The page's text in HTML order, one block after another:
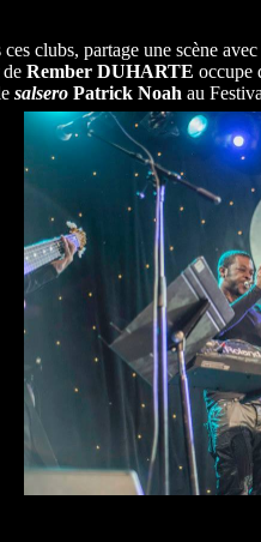
clubs, partage une scène
Rember DUHARTE occupe
salsero Patrick Noah au